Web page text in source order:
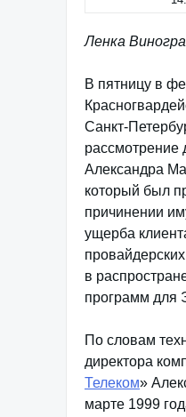
Ленка
В пятницу в
Санкт-
рассмотрение
Александра
который был
причинении
ущерба
в
программ для
По словам
директора
Телеком»
марте 1999